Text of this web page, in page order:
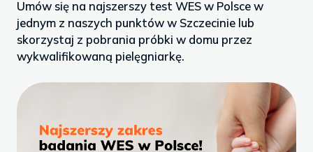
Umów się na najszerszy test WES w Polsce w
jednym z naszych punktów w Szczecinie lub
skorzystaj z pobrania próbki w domu przez
wykwalifikowaną pielęgniarkę.